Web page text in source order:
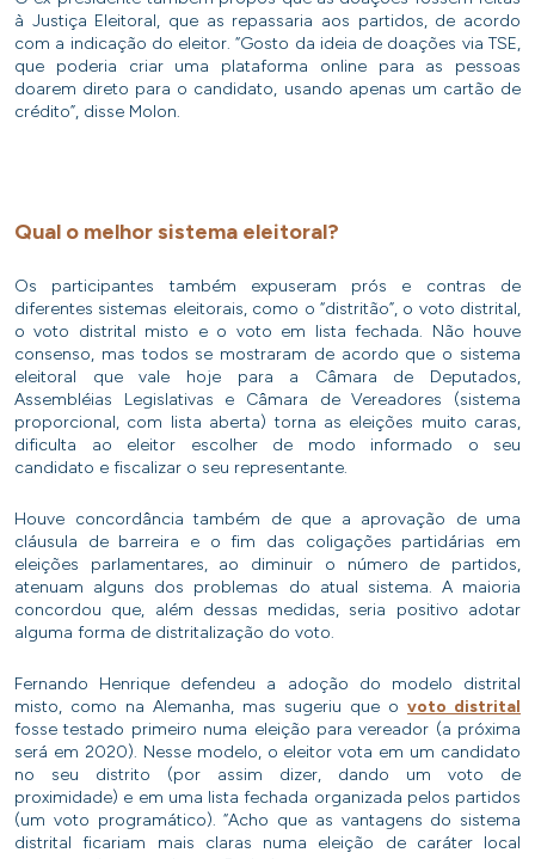
à Justiça Eleitoral, que as repassaria aos partidos, de acordo
com a indicação do eleitor. “Gosto da ideia de doações via TSE,
que poderia criar uma plataforma online para as pessoas
doarem direto para o candidato, usando apenas um cartão de
crédito”, disse Molon.
Qual o melhor sistema eleitoral?
Os participantes também expuseram prós e contras de
diferentes sistemas eleitorais, como o “distritão”, o voto distrital,
o voto distrital misto e o voto em lista fechada. Não houve
consenso, mas todos se mostraram de acordo que o sistema
eleitoral que vale hoje para a Câmara de Deputados,
Assembléias Legislativas e Câmara de Vereadores (sistema
proporcional, com lista aberta) torna as eleições muito caras,
dificulta ao eleitor escolher de modo informado o seu
candidato e fiscalizar o seu representante.
Houve concordância também de que a aprovação de uma
cláusula de barreira e o fim das coligações partidárias em
eleições parlamentares, ao diminuir o número de partidos,
atenuam alguns dos problemas do atual sistema. A maioria
concordou que, além dessas medidas, seria positivo adotar
alguma forma de distritalização do voto.
Fernando Henrique defendeu a adoção do modelo distrital
misto, como na Alemanha, mas sugeriu que o voto distrital
fosse testado primeiro numa eleição para vereador (a próxima
será em 2020). Nesse modelo, o eleitor vota em um candidato
no seu distrito (por assim dizer, dando um voto de
proximidade) e em uma lista fechada organizada pelos partidos
(um voto programático). “Acho que as vantagens do sistema
distrital ficariam mais claras numa eleição de caráter local